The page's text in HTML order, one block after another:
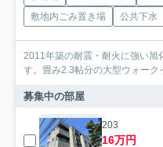
敷地内ごみ置き場
公共下水
2011年築の耐震・耐火に強い旭
す。畳み2.3帖分の大型ウォーク
募集中の部屋
203
16万円